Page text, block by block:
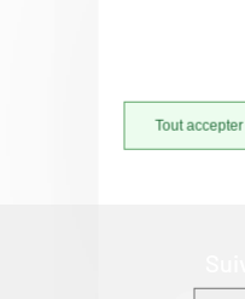
Tout accepter